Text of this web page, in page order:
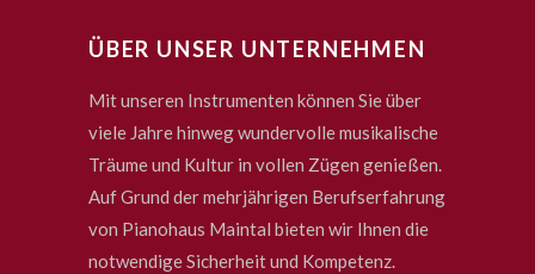
ÜBER UNSER UNTERNEHMEN
Mit unseren Instrumenten können Sie über
viele Jahre hinweg wundervolle musikalische
Träume und Kultur in vollen Zügen genießen.
Auf Grund der mehrjährigen Berufserfahrung
von Pianohaus Maintal bieten wir Ihnen die
notwendige Sicherheit und Kompetenz.